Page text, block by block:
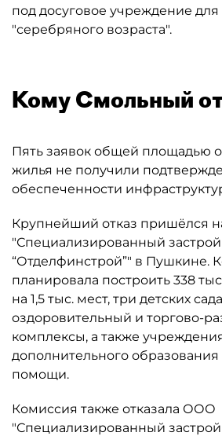
под досуговое учреждение
"серебряного возраста".
Кому Смольный
Пять заявок общей площадью
жилья не получили
обеспеченности
Крупнейший отказ пришёлся
"Специализированный
“Отделфинстрой”" в Пушкине.
планировала построить 338
на 1,5 тыс. мест, три детских
оздоровительный и торгово-
комплексы, а также
дополнительного
помощи.
Комиссия также отказала ООО
"Специализированный